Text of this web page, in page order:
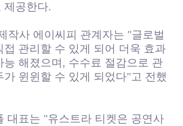
제공한다.
작사 에이씨피 관계자는 "글로벌
접 관리할 수 있게 되어 더욱 효과
능 해졌으며, 수수료 절감으로 관
가 윈윈할 수 있게 되었다"고 전했
대표는 "유스트라 티켓은 공연사